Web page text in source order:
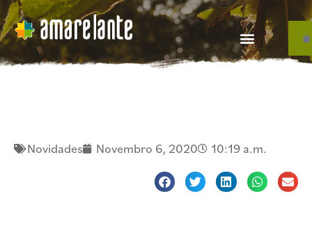
Novidades Novembro 6, 2020 10:19 a.m.